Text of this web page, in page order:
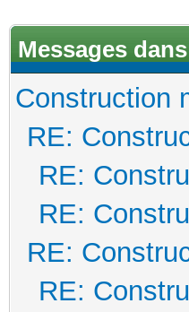
Messages
Construction
RE:
RE:
RE:
RE:
RE: